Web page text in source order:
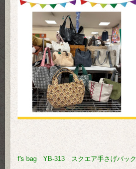
f's bag YB-313 スクエア手さげバック